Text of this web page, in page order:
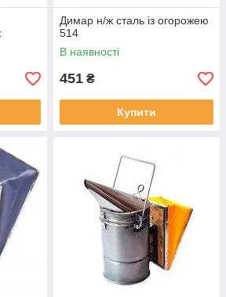
Димар н/ж сталь із огорожею
514
В наявності
451 ₴
Купити